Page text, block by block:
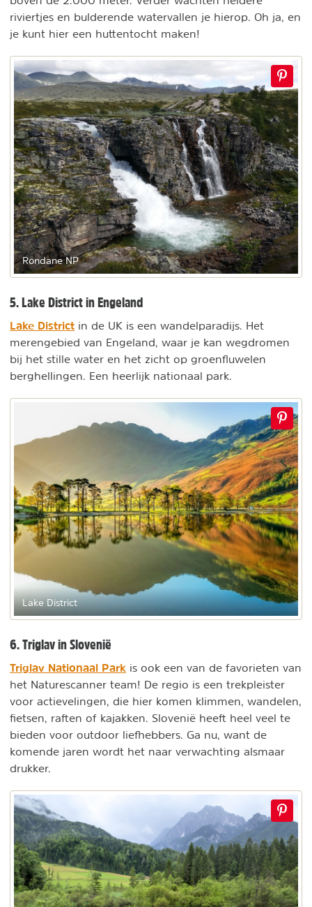
riviertjes en bulderende watervallen je hierop. Oh ja, en
je kunt hier een huttentocht maken!
Rondane NP
5. Lake District in Engeland
Lake District in de UK is een wandelparadijs. Het
merengebied van Engeland, waar je kan wegdromen
bij het stille water en het zicht op groenfluwelen
berghellingen. Een heerlijk nationaal park.
Lake District
6. Triglav in Slovenië
Triglav Nationaal Park is ook een van de favorieten van
het Naturescanner team! De regio is een trekpleister
voor actievelingen, die hier komen klimmen, wandelen,
fietsen, raften of kajakken. Slovenië heeft heel veel te
bieden voor outdoor liefhebbers. Ga nu, want de
komende jaren wordt het naar verwachting alsmaar
drukker.